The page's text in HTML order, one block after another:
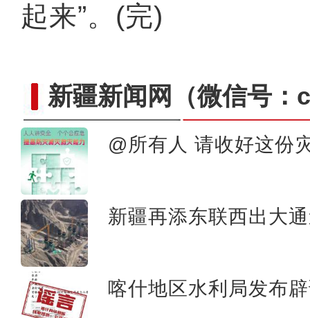
起来”。(完)
新疆新闻网 （微信号
@所有人 请收好这份
新疆再添东联西出大
喀什地区水利局发布